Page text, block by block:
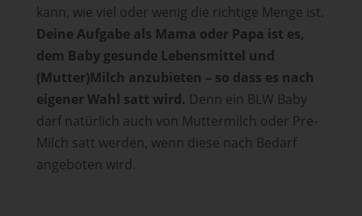
kann, wie viel oder wenig die richtige Menge ist.
Deine Aufgabe als Mama oder Papa ist es,
dem Baby gesunde Lebensmittel und
(Mutter)Milch anzubieten – so dass es nach
eigener Wahl satt wird. Denn ein BLW Baby
darf natürlich auch von Muttermilch oder Pre-
Milch satt werden, wenn diese nach Bedarf
angeboten wird.